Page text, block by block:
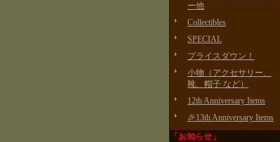
ー他
Collectibles
SPECIAL
プライスダウン！
小物（アクセサリー、
靴、帽子 など）
12th Anniversary Items
🎉13th Anniversary Items
「お知らせ」